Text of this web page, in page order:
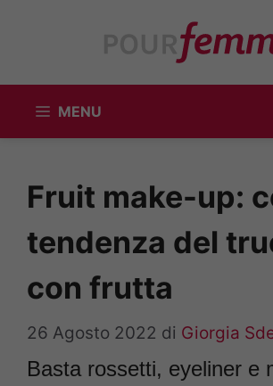
MENU
Fruit make-up:
tendenza del
con frutta
26 Agosto 2022 di Giorgia
Basta rossetti, eyeliner e